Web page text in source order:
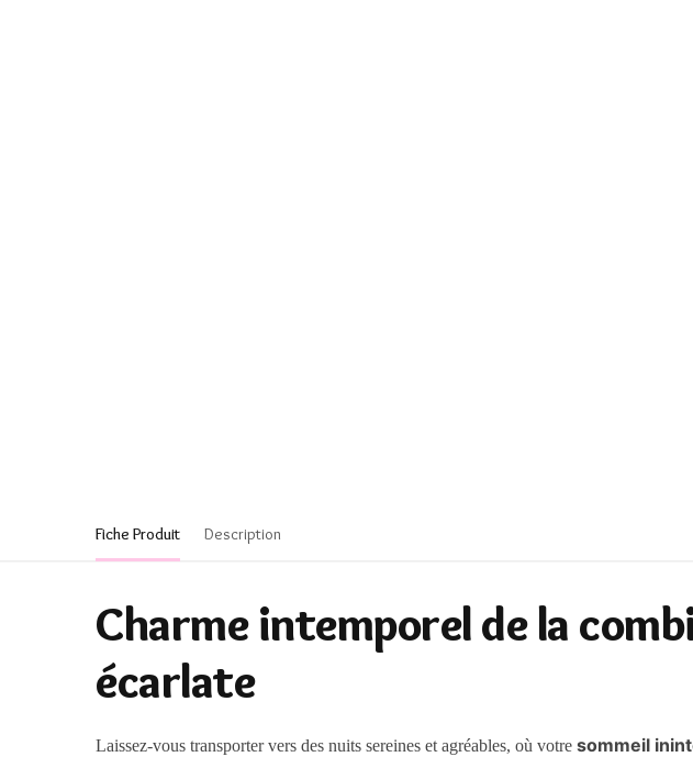
Fiche Produit Description
Charme intemporel de la
écarlate
Laissez-vous transporter vers des nuits sereines et agréables, où votresommeil